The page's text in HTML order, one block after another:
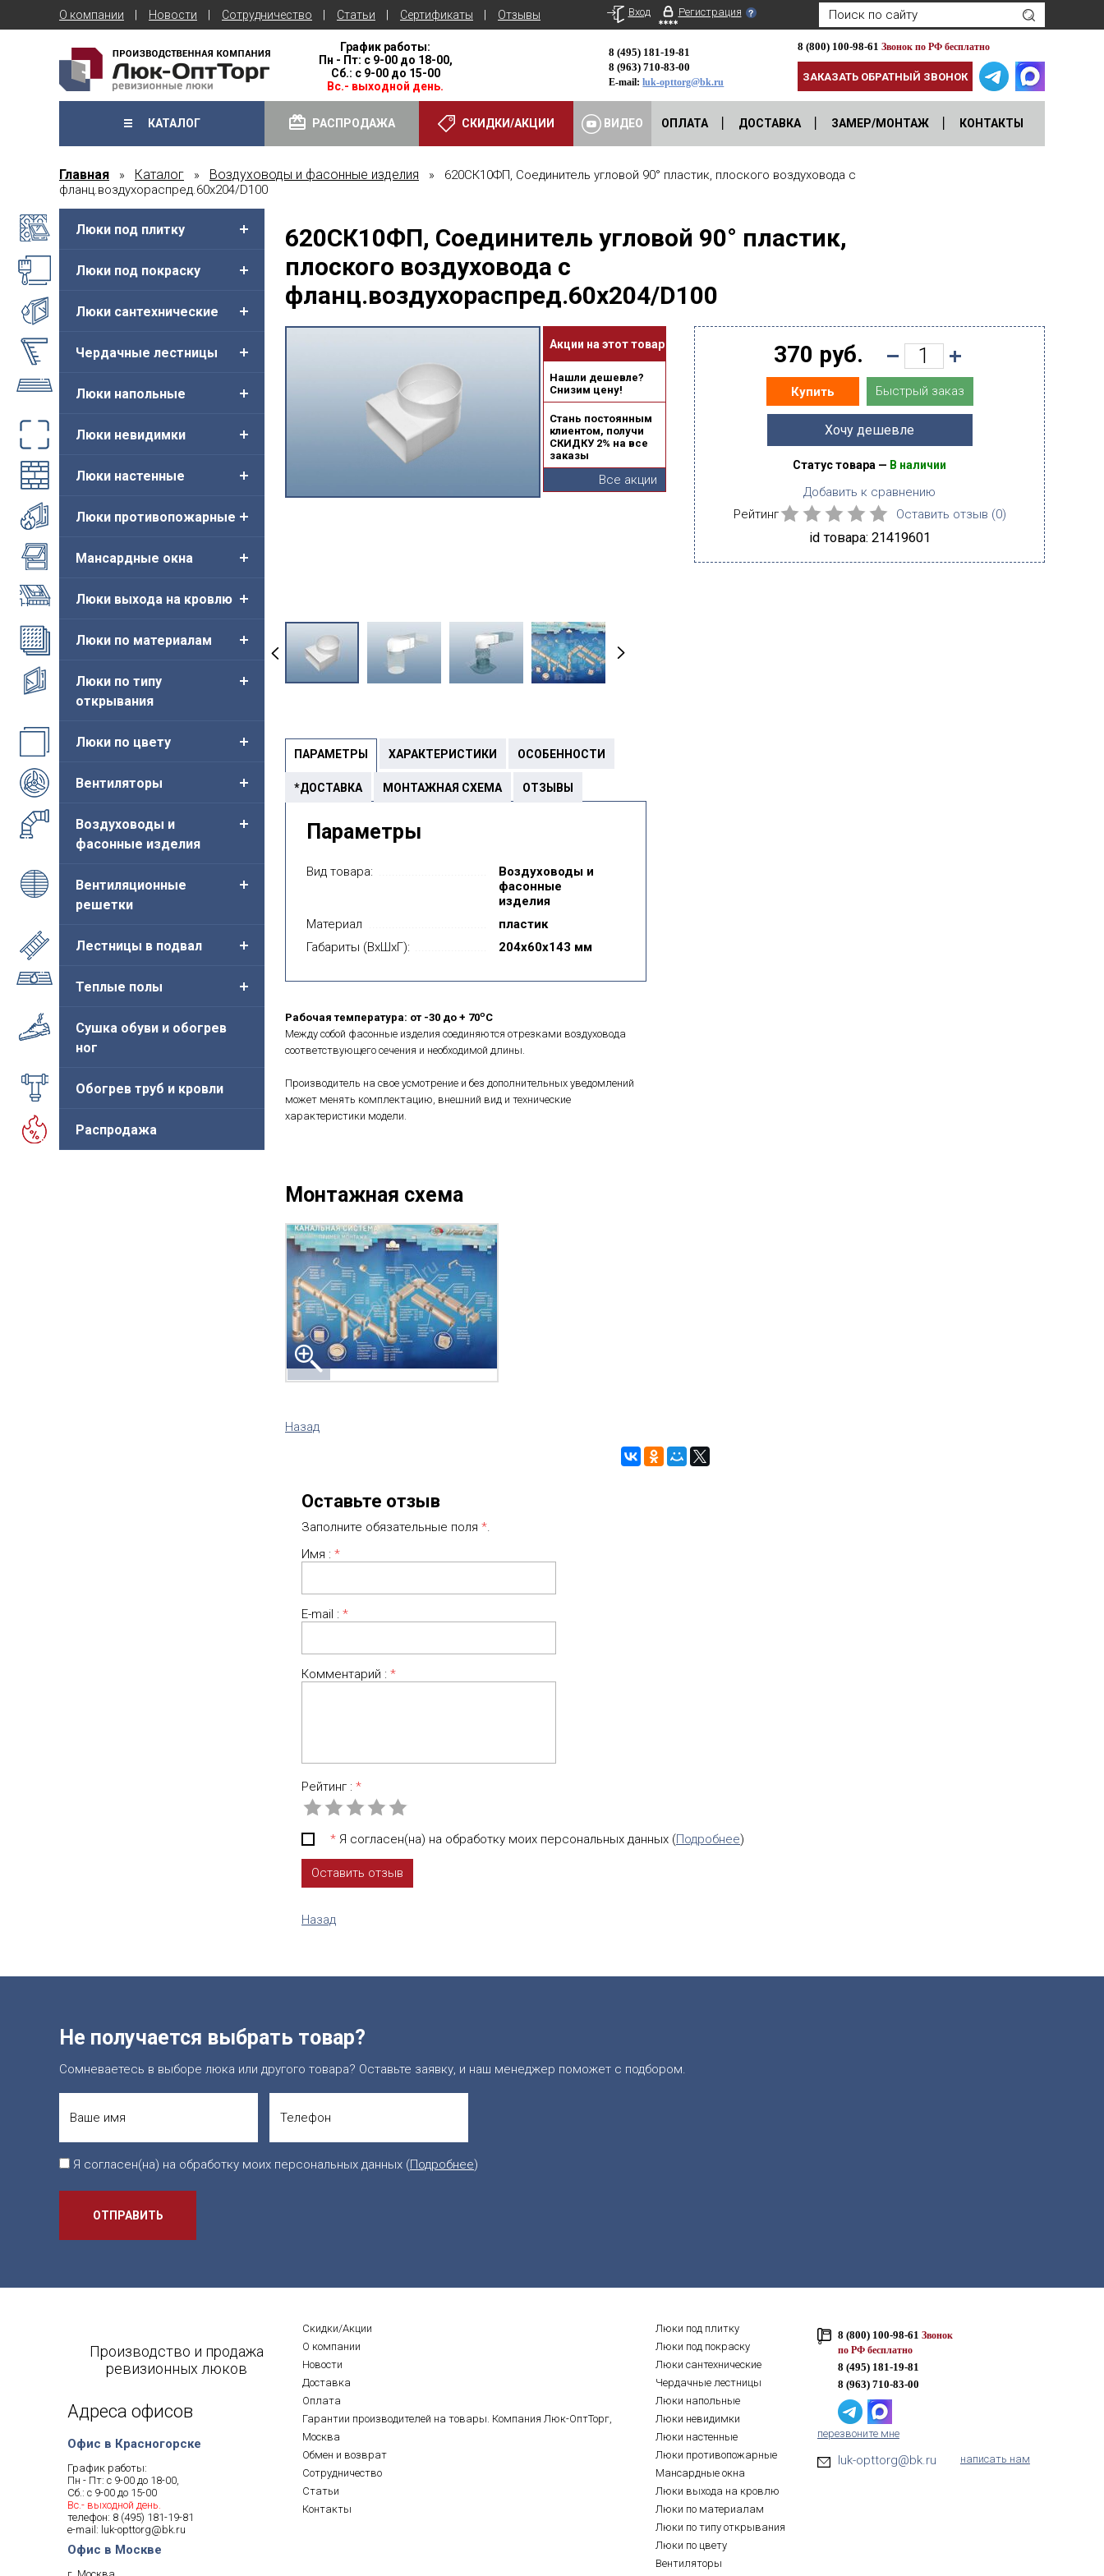
О компании Новости Сотрудничество Статьи Сертификаты Отзывы Вход Регистрация
График работы:
Пн - Пт: с 9-00 до 18-00,
Сб.: с 9-00 до 15-00
Вс.- выходной день.
8 (495) 181-19-81
8 (963) 710-83-00
E-mail:luk-opttorg@bk.ru
8 (800) 100-98-61 Звонок по РФ бесплатно
ЗАКАЗАТЬ ОБРАТНЫЙ ЗВОНОК
КАТАЛОГ РАСПРОДАЖА СКИДКИ/АКЦИИ ВИДЕО ОПЛАТА ДОСТАВКА ЗАМЕР/МОНТАЖ КОНТАКТЫ
Главная » Каталог » Воздуховоды и фасонные изделия » 620СК10ФП, Соединитель угловой 90° пластик, плоского воздуховода с
фланц.воздухораспред.60х204/D100
Люки под плитку
Люки под покраску
Люки сантехнические
Чердачные лестницы
Люки напольные
Люки невидимки
Люки настенные
Люки противопожарные
Мансардные окна
Люки выхода на кровлю
Люки по материалам
Люки по типу
открывания
Люки по цвету
Вентиляторы
Воздуховоды и
фасонные изделия
Вентиляционные
решетки
Лестницы в подвал
Теплые полы
Сушка обуви и обогрев
ног
Обогрев труб и кровли
Распродажа
620СК10ФП, Соединитель угловой 90° пластик,
плоского воздуховода с
фланц.воздухораспред.60х204/D100
ПАРАМЕТРЫ ХАРАКТЕРИСТИКИ ОСОБЕННОСТИ
*ДОСТАВКА МОНТАЖНАЯ СХЕМА ОТЗЫВЫ
Параметры
Вид товара:
Воздуховоды и
фасонные
изделия
Материал
пластик
Габариты (ВxШxГ):
204х60х143 мм
Рабочая температура: от -30 до + 70оC
Между собой фасонные изделия соединяются отрезками воздуховода
соответствующего сечения и необходимой длины.
Производитель на свое усмотрение и без дополнительных уведомлений
может менять комплектацию, внешний вид и технические
характеристики модели.
Акции на этот товар
Нашли дешевле?
Снизим цену!
Стань постоянным
клиентом, получи
СКИДКУ 2% на все
заказы
Все акции
370 руб.
Купить Быстрый заказ
Хочу дешевле
Статус товара — В наличии
Добавить к сравнению
Рейтинг
Оставить отзыв (0)
id товара: 21419601
Монтажная схема
Назад
Оставьте отзыв
Заполните обязательные поля *.
Имя : *
E-mail : *
Комментарий : *
Рейтинг : *
* Я согласен(на) на обработку моих персональных данных (Подробнее)
Назад
Не получается выбрать товар?
Сомневаетесь в выборе люка или другого товара? Оставьте заявку, и наш менеджер поможет с подбором.
Я согласен(на) на обработку моих персональных данных (Подробнее)
ОТПРАВИТЬ
Производство и продажа
ревизионных люков
Адреса офисов
Офис в Красногорске
График работы:
Пн - Пт: с 9-00 до 18-00,
Сб.: с 9-00 до 15-00
Вс.- выходной день.
телефон: 8 (495) 181-19-81
e-mail: luk-opttorg@bk.ru
Офис в Москве
Скидки/Акции
О компании
Новости
Доставка
Оплата
Гарантии производителей на товары. Компания Люк-ОптТорг,
Москва
Обмен и возврат
Сотрудничество
Статьи
Контакты
Люки под плитку
Люки под покраску
Люки сантехнические
Чердачные лестницы
Люки напольные
Люки невидимки
Люки настенные
Люки противопожарные
Мансардные окна
Люки выхода на кровлю
Люки по материалам
Люки по типу открывания
Люки по цвету
Вентиляторы
8 (800) 100-98-61 Звонок
по РФ бесплатно
8 (495) 181-19-81
8 (963) 710-83-00
перезвоните мне
luk-opttorg@bk.ru написать нам